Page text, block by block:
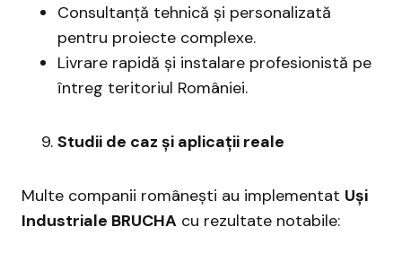
Consultanță tehnică și personalizată
pentru proiecte complexe.
Livrare rapidă și instalare profesionistă pe
întreg teritoriul României.
Studii de caz și aplicații reale
Multe companii românești au implementat Uși
Industriale BRUCHA cu rezultate notabile: